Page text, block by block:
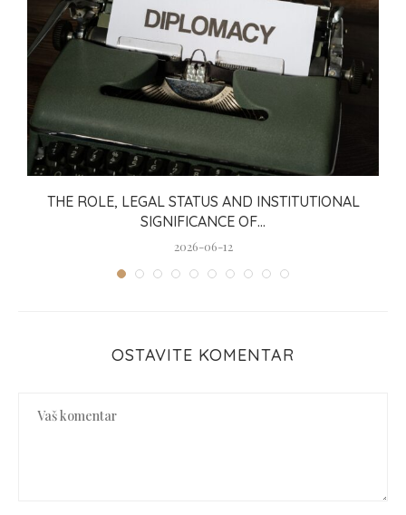
THE ROLE, LEGAL STATUS AND INSTITUTIONAL
SIGNIFICANCE OF...
2026-06-12
OSTAVITE KOMENTAR